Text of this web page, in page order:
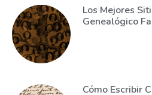
Los Mejores
Genealógico
Cómo Escribir